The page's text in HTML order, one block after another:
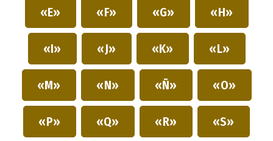
«E» «F» «G» «H»
«I» «J» «K» «L»
«M» «N» «Ñ» «O»
«P» «Q» «R» «S»